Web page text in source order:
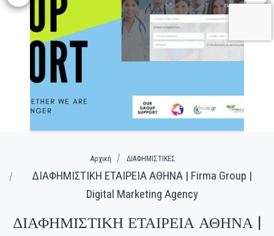
Αρχική ΔΙΑΦΗΜΙΣΤΙΚΕΣ
ΔΙΑΦΗΜΙΣΤΙΚΗ ΕΤΑΙΡΕΙΑ ΑΘΗΝΑ | Firma Group |
Digital Marketing Agency
ΔΙΑΦΗΜΙΣΤΙΚΗ ΕΤΑΙΡΕΙΑ ΑΘΗΝΑ |